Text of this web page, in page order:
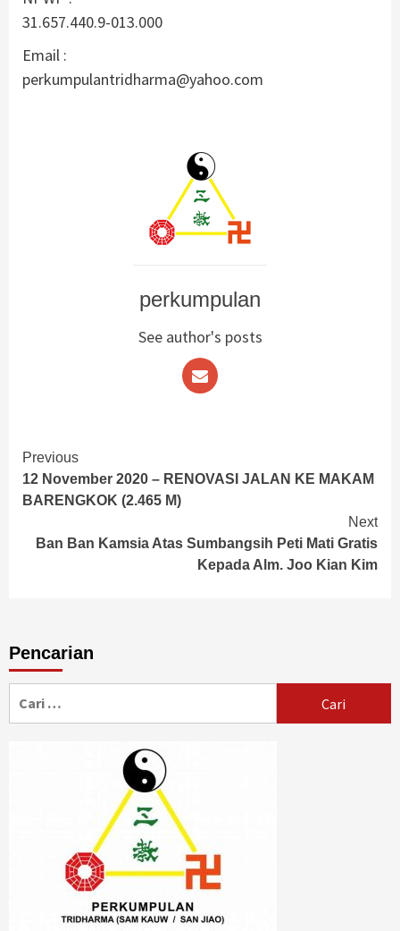
31.657.440.9-013.000
Email :
perkumpulantridharma@yahoo.com
perkumpulan
See author's posts
Continue
Reading
Previous
12 November 2020 – RENOVASI JALAN KE MAKAM
BARENGKOK (2.465 M)
Next
Ban Ban Kamsia Atas Sumbangsih Peti Mati Gratis
Kepada Alm. Joo Kian Kim
Pencarian